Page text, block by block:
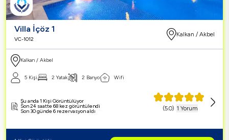
Villa İçöz 1
VC-1012
Kalkan / Akbel
Kalkan / Akbel
5 Kişi 2 Yatak 2 Banyo Wifi
(5.0) 1 Yorum
Şu anda 1 Kişi Görüntülüyor
Son 24 saatte 68 kez görüntülendi
Son 30 günde 6 rezervasyon aldı